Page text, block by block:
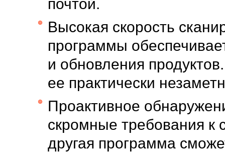
почтой.
Высокая скорость
программы
и обновления
ее практически
Проактивное
скромные требования
другая программа